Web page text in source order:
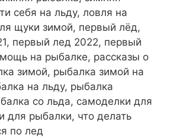
себя на льду, ловля на
щуки зимой, первый лёд,
первый лед 2022, первый
на рыбалке, рассказы о
зимой, рыбалка зимой на
на льду, рыбалка
со льда, самоделки для
для рыбалки, что делать
по лед